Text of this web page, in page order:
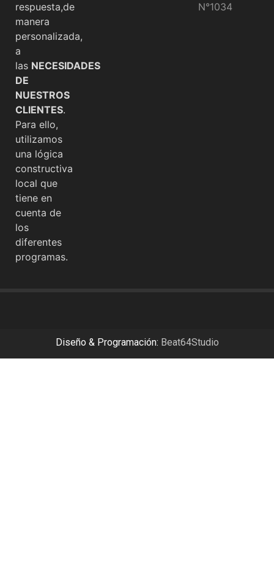
respuesta,de
manera
personalizada,
a
las NECESIDADES
DE
NUESTROS
CLIENTES.
Para ello,
utilizamos
una lógica
constructiva
local que
tiene en
cuenta de
los
diferentes
programas.
N°1034
Diseño & Programación: Beat64Studio